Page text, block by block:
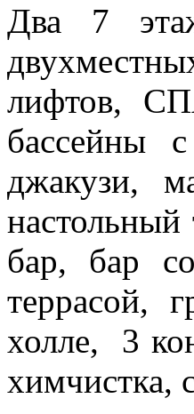
Два 7
лифтов,
бассейны
джакузи,
бар, бар
террасой,
холле, 3
химчистка,